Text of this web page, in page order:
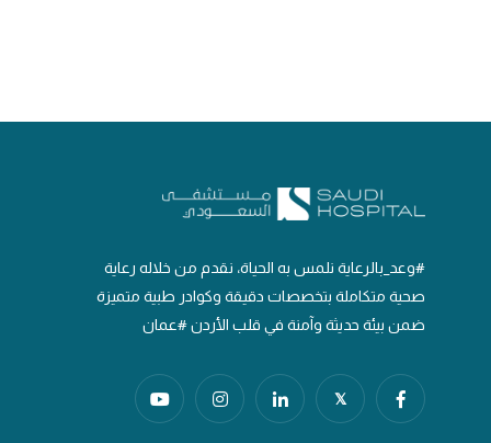
#وعد_بالرعاية نلمس به الحياة، نقدم من خلاله رعاية
صحية متكاملة بتخصصات دقيقة وكوادر طبية متميزة
ضمن بيئة حديثة وآمنة في قلب الأردن #عمان
𝕏